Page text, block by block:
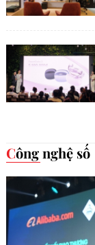
Công nghệ số